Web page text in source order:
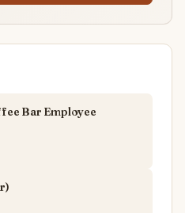
Bar Employee